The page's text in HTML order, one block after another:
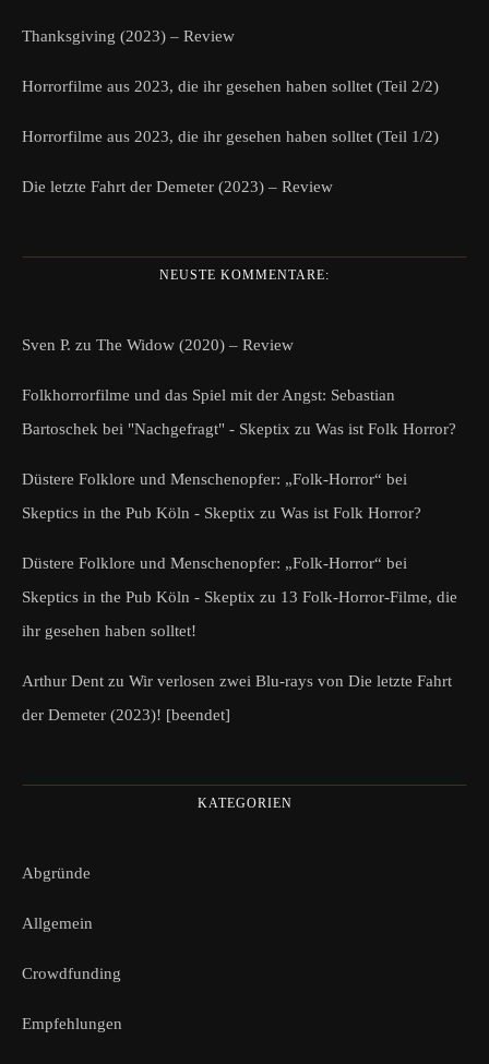
Thanksgiving (2023) – Review
Horrorfilme aus 2023, die ihr gesehen haben solltet (Teil 2/2)
Horrorfilme aus 2023, die ihr gesehen haben solltet (Teil 1/2)
Die letzte Fahrt der Demeter (2023) – Review
NEUSTE KOMMENTARE:
Sven P. zu The Widow (2020) – Review
Folkhorrorfilme und das Spiel mit der Angst: Sebastian
Bartoschek bei "Nachgefragt" - Skeptix zu Was ist Folk Horror?
Düstere Folklore und Menschenopfer: „Folk-Horror“ bei
Skeptics in the Pub Köln - Skeptix zu Was ist Folk Horror?
Düstere Folklore und Menschenopfer: „Folk-Horror“ bei
Skeptics in the Pub Köln - Skeptix zu 13 Folk-Horror-Filme, die
ihr gesehen haben solltet!
Arthur Dent zu Wir verlosen zwei Blu-rays von Die letzte Fahrt
der Demeter (2023)! [beendet]
KATEGORIEN
Abgründe
Allgemein
Crowdfunding
Empfehlungen